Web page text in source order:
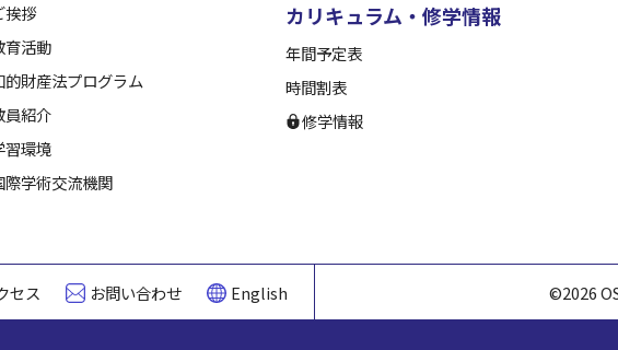
挨拶
育活動
的財産法プログラム
員紹介
習環境
際学術交流機関
カリキュラム・修学情報
年間予定表
時間割表
修学情報
セス お問い合わせ English ©2026